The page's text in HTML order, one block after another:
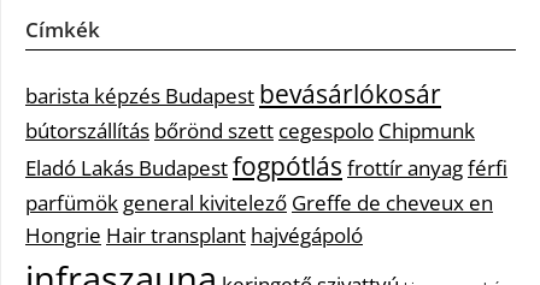
Címkék
barista képzés Budapest bevásárlókosár
bútorszállítás bőrönd szett cegespolo Chipmunk
Eladó Lakás Budapestfogpótlás frottír anyagférfi
parfümök general kivitelező Greffe de cheveux en
Hongrie Hair transplant hajvégápoló